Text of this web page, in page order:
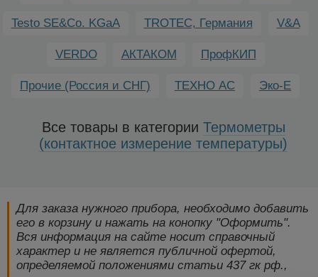
Testo SE&Co. KGaA TROTEC, Германия V&A
VERDO АКТАКОМ ПрофКИП
Прочие (Россия и СНГ) ТЕХНО АС Эко-Е
Все товары в категории Термометры
(контактное измерение температуры)
Для заказа нужного прибора, необходимо добавить
его в корзину и нажать на конопку "Оформить".
Вся информация на сайте носит справочный
характер и не является публичной офертой,
определяемой положениями статьи 437 гк рф.,